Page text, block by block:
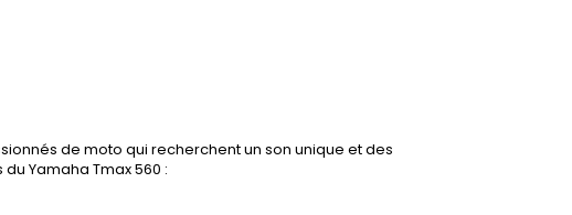
de moto qui recherchent un son unique et des
Yamaha Tmax 560 :